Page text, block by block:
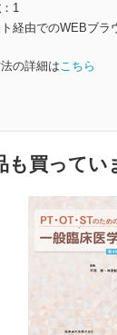
1
経由でのWEBブラ
の詳細はこちら
買ってい